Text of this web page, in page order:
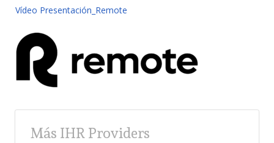
Vídeo Presentación_Remote
Más IHR Providers